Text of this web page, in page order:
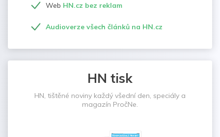
Web HN.cz bez reklam
Audioverze všech článků na HN.cz
HN tisk
HN, tištěné noviny každý všední den, speciály a
magazín PročNe.